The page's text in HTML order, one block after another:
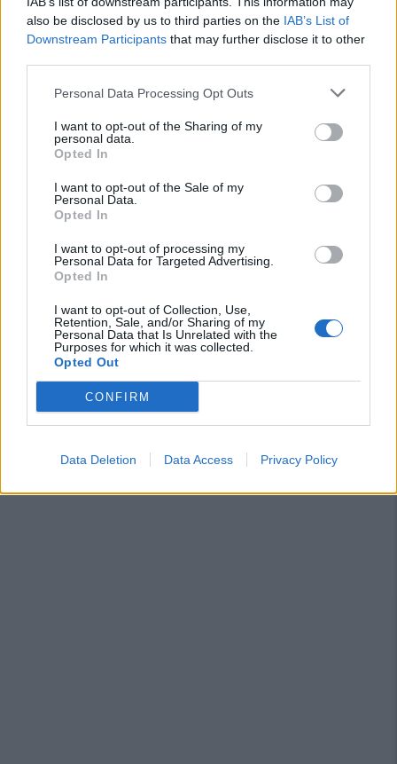
also be disclosed by us to third parties on the IAB’s List of
Downstream Participants that may further disclose it to other
Personal Data Processing Opt Outs
I want to opt-out of the Sharing of my
personal data.
Opted In
I want to opt-out of the Sale of my
Personal Data.
Opted In
I want to opt-out of processing my
Personal Data for Targeted Advertising.
Opted In
I want to opt-out of Collection, Use,
Retention, Sale, and/or Sharing of my
Personal Data that Is Unrelated with the
Purposes for which it was collected.
Opted Out
CONFIRM
Data Deletion Data Access Privacy Policy
17 Antonio Mossa Luogosanto 4
Mattia Asara Bonorva